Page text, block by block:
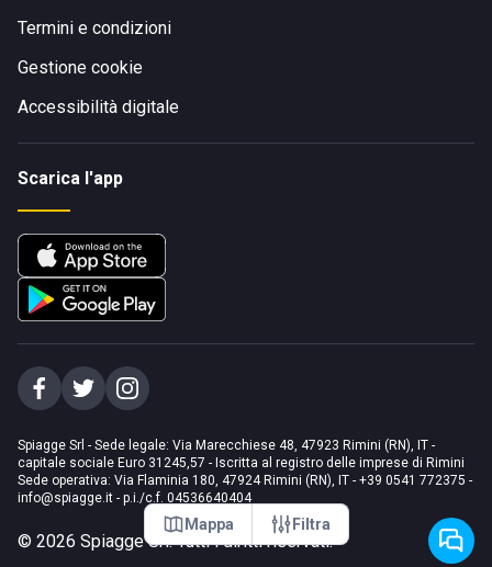
Mappa Filtra
Termini e condizioni
Gestione cookie
Accessibilità digitale
Scarica l'app
Spiagge Srl - Sede legale: Via Marecchiese 48, 47923 Rimini (RN), IT -
capitale sociale Euro 31245,57 - Iscritta al registro delle imprese di Rimini
Sede operativa: Via Flaminia 180, 47924 Rimini (RN), IT - +39 0541 772375 -
info@spiagge.it - p.i./c.f. 04536640404
© 2026 Spiagge Srl. Tutti i diritti riservati.